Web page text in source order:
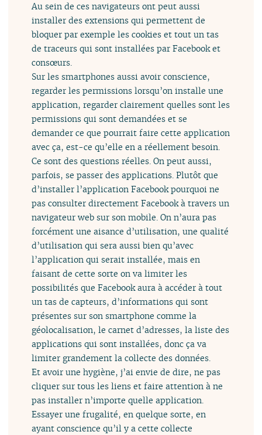
Au sein de ces navigateurs ont peut aussi
installer des extensions qui permettent de
bloquer par exemple les cookies et tout un tas
de traceurs qui sont installées par Facebook et
consœurs.
Sur les smartphones aussi avoir conscience,
regarder les permissions lorsqu’on installe une
application, regarder clairement quelles sont les
permissions qui sont demandées et se
demander ce que pourrait faire cette application
avec ça, est-ce qu’elle en a réellement besoin.
Ce sont des questions réelles. On peut aussi,
parfois, se passer des applications. Plutôt que
d’installer l’application Facebook pourquoi ne
pas consulter directement Facebook à travers un
navigateur web sur son mobile. On n’aura pas
forcément une aisance d’utilisation, une qualité
d’utilisation qui sera aussi bien qu’avec
l’application qui serait installée, mais en
faisant de cette sorte on va limiter les
possibilités que Facebook aura à accéder à tout
un tas de capteurs, d’informations qui sont
présentes sur son smartphone comme la
géolocalisation, le carnet d’adresses, la liste des
applications qui sont installées, donc ça va
limiter grandement la collecte des données.
Et avoir une hygiène, j’ai envie de dire, ne pas
cliquer sur tous les liens et faire attention à ne
pas installer n’importe quelle application.
Essayer une frugalité, en quelque sorte, en
ayant conscience qu’il y a cette collecte